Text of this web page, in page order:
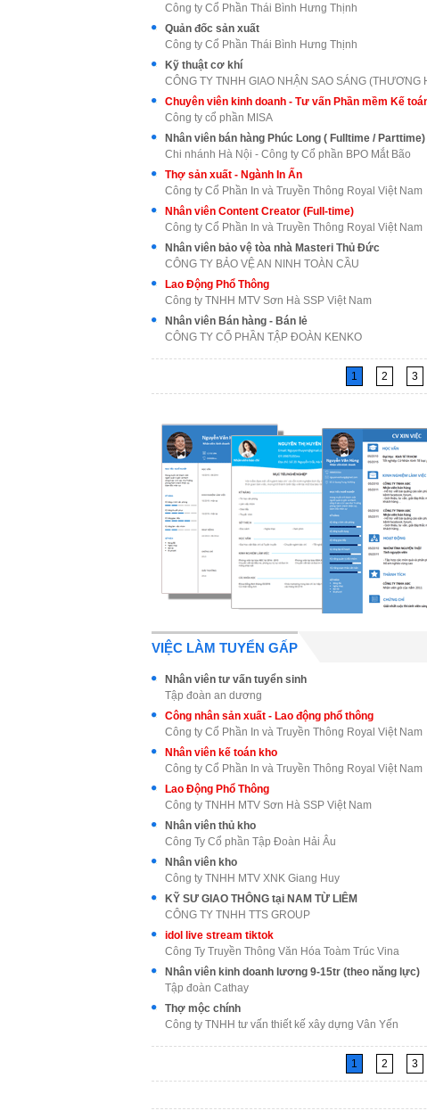
Công ty Cổ Phần Thái Bình Hưng Thịnh
Quản đốc sản xuất
Công ty Cổ Phần Thái Bình Hưng Thịnh
Kỹ thuật cơ khí
Công ty cổ phần MISA
Nhân viên bán hàng Phúc Long ( Fulltime / Parttime)
Chi nhánh Hà Nội - Công ty Cổ phần BPO Mắt Bão
Thợ sản xuất - Ngành In Ấn
Công ty Cổ Phần In và Truyền Thông Royal Việt Nam
Nhân viên Content Creator (Full-time)
Công ty Cổ Phần In và Truyền Thông Royal Việt Nam
Nhân viên bảo vệ tòa nhà Masteri Thủ Đức
CÔNG TY BẢO VỆ AN NINH TOÀN CẦU
Lao Động Phổ Thông
Công ty TNHH MTV Sơn Hà SSP Việt Nam
Nhân viên Bán hàng - Bán lẻ
CÔNG TY CỔ PHẦN TẬP ĐOÀN KENKO
1 2 3
VIỆC LÀM TUYỂN GẤP
Nhân viên tư vấn tuyển sinh
Tập đoàn an dương
Công nhân sản xuất - Lao động phổ thông
Công ty Cổ Phần In và Truyền Thông Royal Việt Nam
Nhân viên kế toán kho
Công ty Cổ Phần In và Truyền Thông Royal Việt Nam
Lao Động Phổ Thông
Công ty TNHH MTV Sơn Hà SSP Việt Nam
Nhân viên thủ kho
Công Ty Cổ phần Tập Đoàn Hải Âu
Nhân viên kho
Công ty TNHH MTV XNK Giang Huy
KỸ SƯ GIAO THÔNG tại NAM TỪ LIÊM
CÔNG TY TNHH TTS GROUP
idol live stream tiktok
Công Ty Truyền Thông Văn Hóa Toàm Trúc Vina
Nhân viên kinh doanh lương 9-15tr (theo năng lực)
Tập đoàn Cathay
Thợ mộc chính
Công ty TNHH tư vấn thiết kế xây dựng Vân Yến
1 2 3